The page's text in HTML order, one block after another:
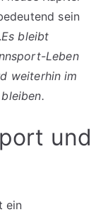
sein
Es bleibt
Leben
weiterhin im
und
ein